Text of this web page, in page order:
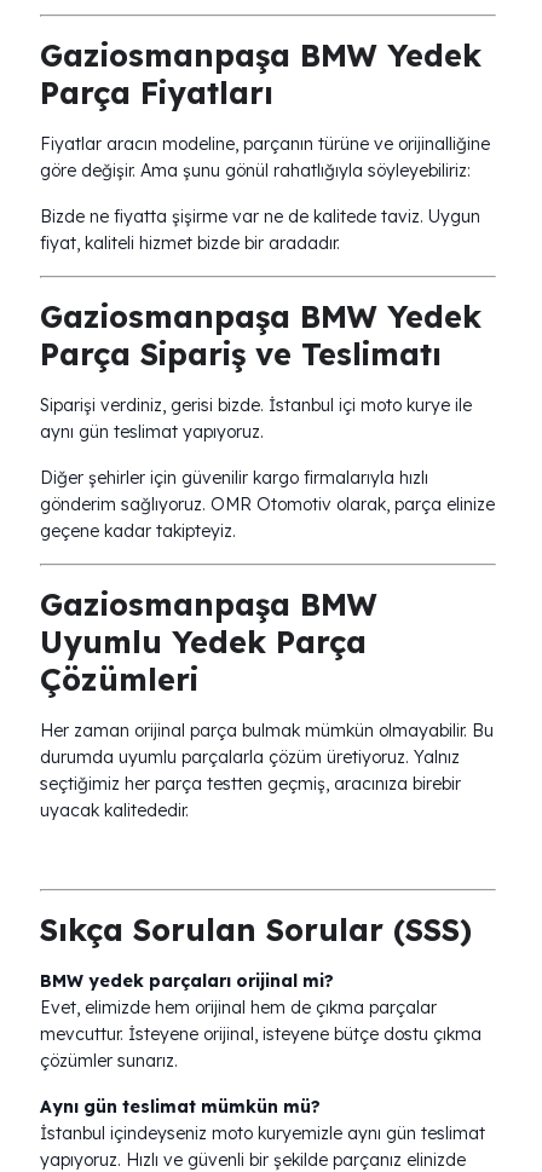
Gaziosmanpaşa BMW Yedek
Parça Fiyatları
Fiyatlar aracın modeline, parçanın türüne ve orijinalliğine
göre değişir. Ama şunu gönül rahatlığıyla söyleyebiliriz:
Bizde ne fiyatta şişirme var ne de kalitede taviz. Uygun
fiyat, kaliteli hizmet bizde bir aradadır.
Gaziosmanpaşa BMW Yedek
Parça Sipariş ve Teslimatı
Siparişi verdiniz, gerisi bizde. İstanbul içi moto kurye ile
aynı gün teslimat yapıyoruz.
Diğer şehirler için güvenilir kargo firmalarıyla hızlı
gönderim sağlıyoruz. OMR Otomotiv olarak, parça elinize
geçene kadar takipteyiz.
Gaziosmanpaşa BMW
Uyumlu Yedek Parça
Çözümleri
Her zaman orijinal parça bulmak mümkün olmayabilir. Bu
durumda uyumlu parçalarla çözüm üretiyoruz. Yalnız
seçtiğimiz her parça testten geçmiş, aracınıza birebir
uyacak kalitededir.
Sıkça Sorulan Sorular (SSS)
BMW yedek parçaları orijinal mi?
Evet, elimizde hem orijinal hem de çıkma parçalar
mevcuttur. İsteyene orijinal, isteyene bütçe dostu çıkma
çözümler sunarız.
Aynı gün teslimat mümkün mü?
İstanbul içindeyseniz moto kuryemizle aynı gün teslimat
yapıyoruz. Hızlı ve güvenli bir şekilde parçanız elinizde